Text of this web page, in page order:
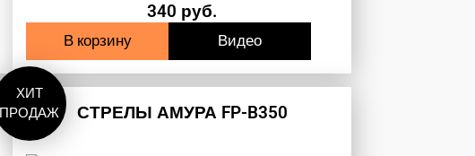
340 руб.
В корзину Видео
ХИТ
ПРОДАЖ
СТРЕЛЫ АМУРА FP-B350